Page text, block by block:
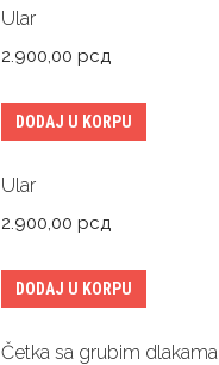
Ular
2.900,00 рсд
DODAJ U KORPU
Ular
2.900,00 рсд
DODAJ U KORPU
Četka sa grubim dlakama